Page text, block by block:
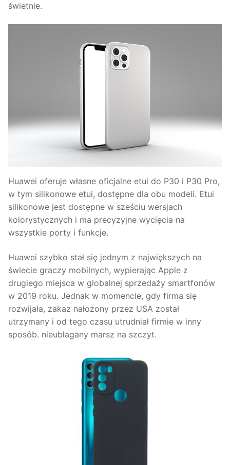
świetnie.
Huawei oferuje własne oficjalne etui do P30 i P30 Pro,
w tym silikonowe etui, dostępne dla obu modeli. Etui
silikonowe jest dostępne w sześciu wersjach
kolorystycznych i ma precyzyjne wycięcia na
wszystkie porty i funkcje.
Huawei szybko stał się jednym z największych na
świecie graczy mobilnych, wypierając Apple z
drugiego miejsca w globalnej sprzedaży smartfonów
w 2019 roku. Jednak w momencie, gdy firma się
rozwijała, zakaz nałożony przez USA został
utrzymany i od tego czasu utrudniał firmie w inny
sposób. nieubłagany marsz na szczyt.